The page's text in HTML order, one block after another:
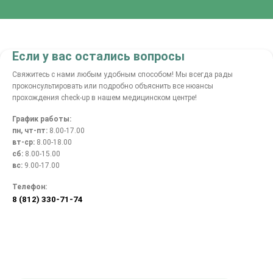
Если у вас остались вопросы
Свяжитесь с нами любым удобным способом! Мы всегда рады
проконсультировать или подробно объяснить все нюансы
прохождения check-up в нашем медицинском центре!
График работы:
пн, чт-пт: 8.00-17.00
вт-ср: 8.00-18.00
сб: 8.00-15.00
вс: 9.00-17.00
Телефон:
8 (812) 330-71-74